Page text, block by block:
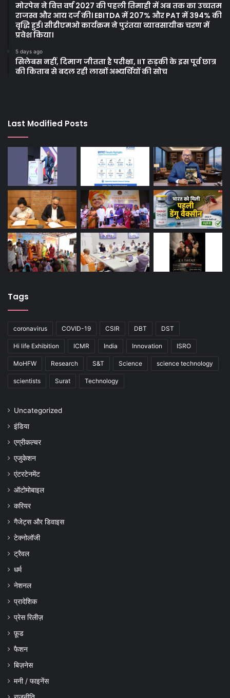
मोरपेन ने वित्त वर्ष 2027 की पहली तिमाही में अब तक का उच्चतम
राजस्व और आय दर्ज की। EBITDA में 207% और PAT में 394% की
वृद्धि हुई। सीडीएमओ कार्यक्रम ने पुरंतया व्यावसायीक चरण में
प्रवेश किया।
5 days ago
सिलेबस नहीं, दिमाग जीतता है परीक्षा, IIT रुड़की के इस पूर्व छात्र
की किताब से बदल रही लाखों अभ्यर्थियों की सोच
Last Modified Posts
Tags
coronavirus COVID-19 CSIR DBT DST
Hi life Exhibition ICMR India Innovation ISRO
MoHFW Research S&T Science science technology
scientists Surat Technology
Uncategorized
इंडिया
एग्रीकल्चर
एजुकेशन
एंटरटेनमेंट
ऑटोमोबाइल
करियर
गैजेट्स और डिवाइस
टेक्नोलॉजी
ट्रैवल
धर्म
नेशनल
प्रादेशिक
प्रेस रिलीज़
फ़ूड
फैशन
बिज़नेस
मनी / फाइनेंस